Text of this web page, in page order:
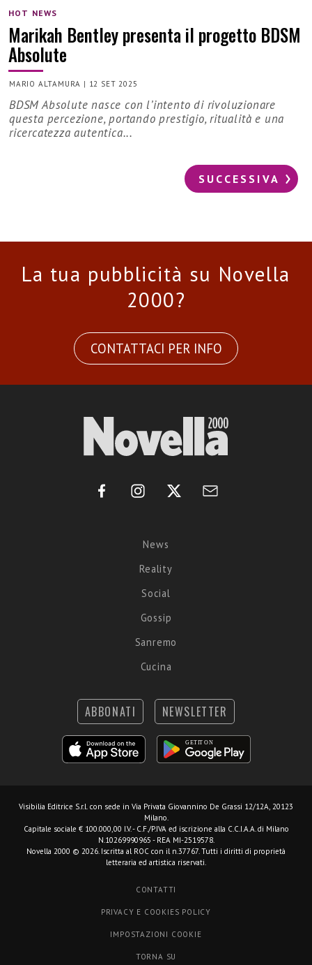
HOT NEWS
Marikah Bentley presenta il progetto BDSM
Absolute
MARIO ALTAMURA | 12 SET 2025
BDSM Absolute nasce con l’intento di rivoluzionare
questa percezione, portando prestigio, ritualità e una
ricercatezza autentica...
SUCCESSIVA
La tua pubblicità su Novella
2000?
CONTATTACI PER INFO
News
Reality
Social
Gossip
Sanremo
Cucina
ABBONATI NEWSLETTER
Visibilia Editrice S.r.l. con sede in Via Privata Giovannino De Grassi 12/12A, 20123
Milano.
Capitale sociale € 100.000,00 I.V. - C.F./P.IVA ed iscrizione alla C.C.I.A.A. di Milano
N.10269990965 - REA MI-2519578.
Novella 2000 © 2026. Iscritta al ROC con il n.37767. Tutti i diritti di proprietà
letteraria ed artistica riservati.
CONTATTI
PRIVACY E COOKIES POLICY
IMPOSTAZIONI COOKIE
TORNA SU